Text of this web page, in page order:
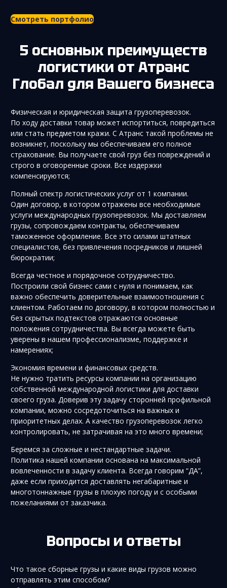
Смотреть портфолио
5 основных преимуществ
логистики от Атранс
Глобал для Вашего бизнеса
Физическая и юридическая защита грузоперевозок.
По ходу доставки товар может испортиться, повредиться
или стать предметом кражи. С Атранс такой проблемы не
возникнет, поскольку мы обеспечиваем его полное
страхование. Вы получаете свой груз без повреждений и
строго в оговоренные сроки. Все издержки
компенсируются;
Полный спектр логистических услуг от 1 компании.
Один договор, в котором отражены все необходимые
услуги международных грузоперевозок. Мы доставляем
грузы, сопровождаем контракты, обеспечиваем
таможенное оформление. Все это силами штатных
специалистов, без привлечения посредников и лишней
бюрократии;
Всегда честное и порядочное сотрудничество.
Построили свой бизнес сами с нуля и понимаем, как
важно обеспечить доверительные взаимоотношения с
клиентом. Работаем по договору, в котором полностью и
без скрытых подтекстов отражаются основные
положения сотрудничества. Вы всегда можете быть
уверены в нашем профессионализме, поддержке и
намерениях;
Экономия времени и финансовых средств.
Не нужно тратить ресурсы компании на организацию
собственной международной логистики для доставки
своего груза. Доверив эту задачу сторонней профильной
компании, можно сосредоточиться на важных и
приоритетных делах. А качество грузоперевозок легко
контролировать, не затрачивая на это много времени;
Беремся за сложные и нестандартные задачи.
Политика нашей компании основана на максимальной
вовлеченности в задачу клиента. Всегда говорим “ДА”,
даже если приходится доставлять негабаритные и
многотоннажные грузы в плохую погоду и с особыми
пожеланиями от заказчика.
Вопросы и ответы
Что такое сборные грузы и какие виды грузов можно
отправлять этим способом?